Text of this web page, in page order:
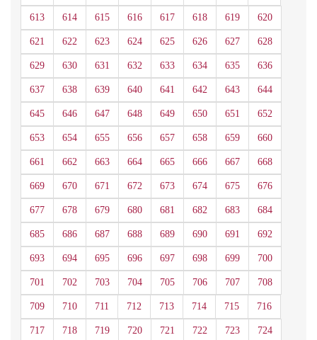
613 614 615 616 617 618 619 620
621 622 623 624 625 626 627 628
629 630 631 632 633 634 635 636
637 638 639 640 641 642 643 644
645 646 647 648 649 650 651 652
653 654 655 656 657 658 659 660
661 662 663 664 665 666 667 668
669 670 671 672 673 674 675 676
677 678 679 680 681 682 683 684
685 686 687 688 689 690 691 692
693 694 695 696 697 698 699 700
701 702 703 704 705 706 707 708
709 710 711 712 713 714 715 716
717 718 719 720 721 722 723 724